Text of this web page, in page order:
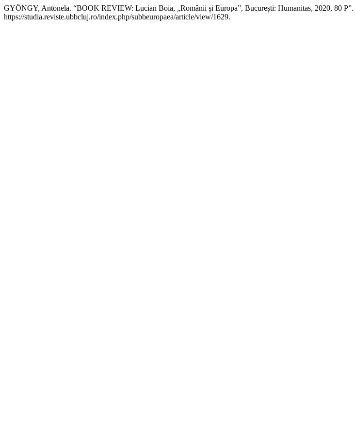
GYÖNGY, Antonela. “BOOK REVIEW: Lucian Boia, „Românii și Europa”, București: Humanitas, 2020, 80 P”.
https://studia.reviste.ubbcluj.ro/index.php/subbeuropaea/article/view/1629.